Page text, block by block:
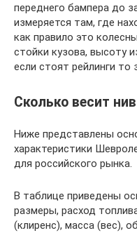
переднего бампера до
измеряется там, где
как правило это
стойки кузова, высоту
если стоят рейлинги то
Сколько весит
Ниже представлены
характеристики
для российского рынка.
В таблице приведены
размеры, расход
(клиренс), масса (вес),